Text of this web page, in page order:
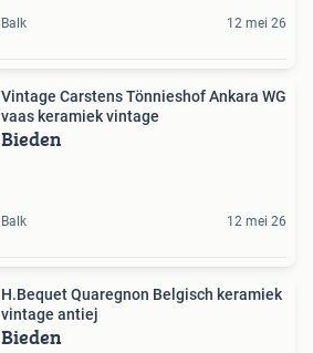
Balk 12 mei 26
Vintage Carstens Tönnieshof Ankara WG
vaas keramiek vintage
Bieden
Balk 12 mei 26
H.Bequet Quaregnon Belgisch keramiek
vintage antiej
Bieden